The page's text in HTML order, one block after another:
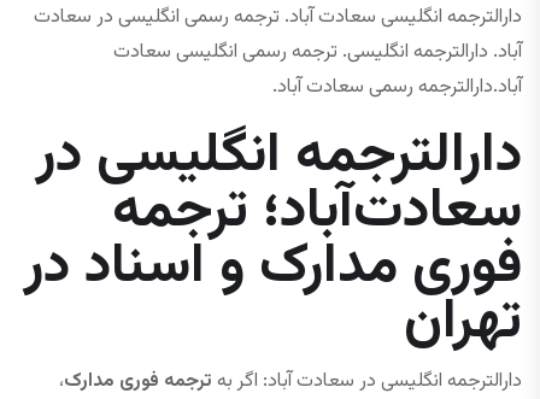
دارالترجمه انگلیسی سعادت آباد. ترجمه رسمی انگلیسی در سعادت
آباد. دارالترجمه انگلیسی. ترجمه رسمی انگلیسی سعادت‌
آباد.دارالترجمه رسمی سعادت‌ آباد.
دارالترجمه انگلیسی در
سعادت‌آباد؛ ترجمه
فوری مدارک و اسناد در
تهران
دارالترجمه انگلیسی در سعادت آباد: اگر به ترجمه فوری مدارک،